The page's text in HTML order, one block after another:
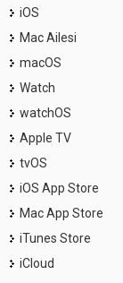
iOS
Mac Ailesi
macOS
Watch
watchOS
Apple TV
tvOS
iOS App Store
Mac App Store
iTunes Store
iCloud